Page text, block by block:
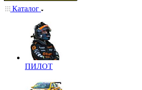
Каталог
ПИЛОТ